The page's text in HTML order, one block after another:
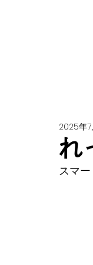
れ
2025年7
スマ